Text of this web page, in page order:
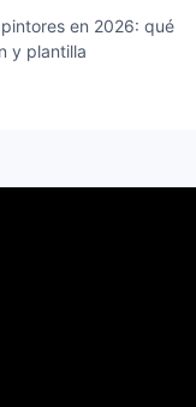
en 2026: qué
y plantilla